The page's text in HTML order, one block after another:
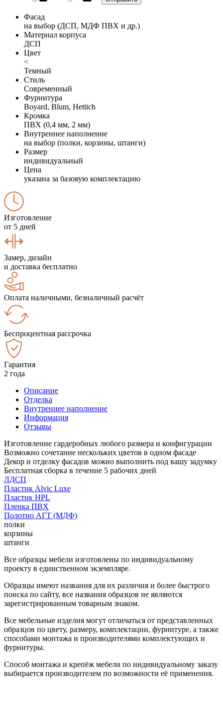
Фасад
на выбор (ДСП, МДФ ПВХ и др.)
Материал корпуса
ДСП
Цвет
<
Темный
Стиль
Современный
Фурнитура
Boyard, Blum, Hettich
Кромка
ПВХ (0,4 мм, 2 мм)
Внутреннее наполнение
на выбор (полки, корзины, штанги)
Размер
индивидуальный
Цена
указана за базовую комплектацию
Изготовление
от 5 дней
Замер, дизайн
и доставка бесплатно
Оплата наличными, безналичный расчёт
Беспроцентная рассрочка
Гарантия
2 года
Описание
Отделка
Внутреннее наполнение
Информация
Отзывы
Изготовление гардеробных любого размера и конфигурации
Возможно сочетание нескольких цветов в одном фасаде
Декор и отделку фасадов можно выполнить под вашу задумку
Бесплатная сборка в течение 5 рабочих дней
ЛДСП
Пластик Alvic Luxe
Пластик HPL
Пленка ПВХ
Полотно АГТ (МДФ)
полки
корзины
штанги
Все образцы мебели изготовлены по индивидуальному
проекту в единственном экземпляре.
Образцы имеют названия для их различия и более быстрого
поиска по сайту, все названия образцов не являются
зарегистрированным товарным знаком.
Все мебельные изделия могут отличаться от представленных
образцов по цвету, размеру, комплектации, фурнитуре, а также
способами монтажа и производителями комплектующих и
фурнитуры.
Способ монтажа и крепёж мебели по индивидуальному заказу
выбирается производителем по возможности её применения.